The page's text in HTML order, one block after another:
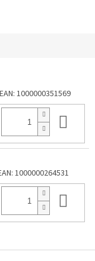
EAN: 1000000351569
1000000264531